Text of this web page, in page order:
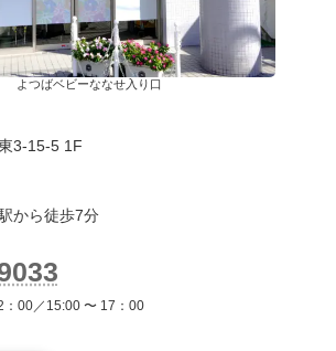
よつばベビーななせ入り口
3-15-5 1F
から徒歩7分
00／15:00 〜 17：00